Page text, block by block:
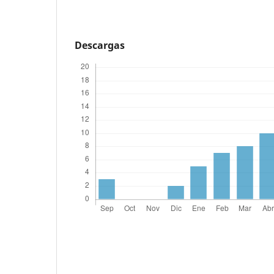
Descargas